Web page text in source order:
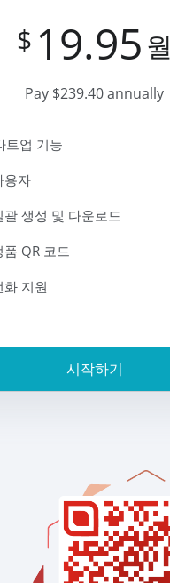
$ 19.95월
Pay $239.40 annually
트업 기능
용자
괄 생성 및 다운로드
QR 코드
화 지원
시작하기